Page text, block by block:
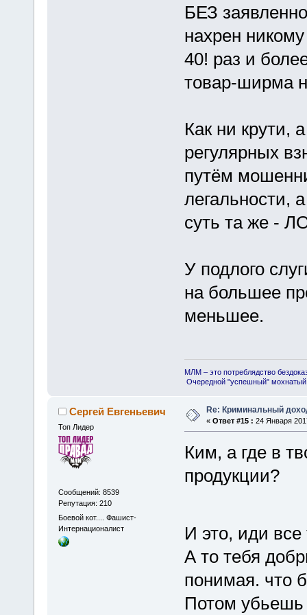
БЕЗ
нахрен
40! раз и
товар-ширма
Как ни крути,
регулярных
путём
легальности,
суть та же -
У подлого
на большее
меньшее.
МЛМ – это потреблядство
Очередной "успешный"
Сергей Евгеньевич
Топ Лидер
Сообщений: 8539
Репутация: 210
Боевой кот.... Фашист-
Интернационалист
Re: Криминальный
« Ответ #15 : 24 Января
Ким, а где в
продукции?
И это, иди все
А то тебя
понимая. что
Потом